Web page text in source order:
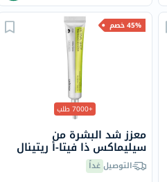
45% خصم
+7000 طلب
معزز شد البشرة من
سيليماكس ذا فيتا-أ ريتينال
شوت، 15 مل
التوصيلغداً